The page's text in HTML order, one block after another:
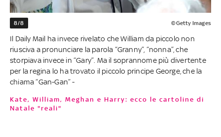
8/8 ©Getty Images
Il Daily Mail ha invece rivelato che William da piccolo non
riusciva a pronunciare la parola “Granny”, “nonna”, che
storpiava invece in “Gary”. Ma il soprannome più divertente
per la regina lo ha trovato il piccolo principe George, che la
chiama “Gan-Gan” -
Kate, William, Meghan e Harry: ecco le cartoline di
Natale "reali"